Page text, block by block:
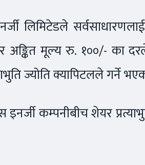
लिमिटेडले
अङ्कित मूल्य रु. १००/- का
ज्योति क्यापिटलले गर्ने
कम्पनीबीच शेयर